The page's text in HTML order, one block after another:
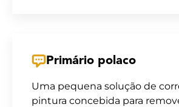
Primário polaco
Uma pequena solução de
pintura concebida para